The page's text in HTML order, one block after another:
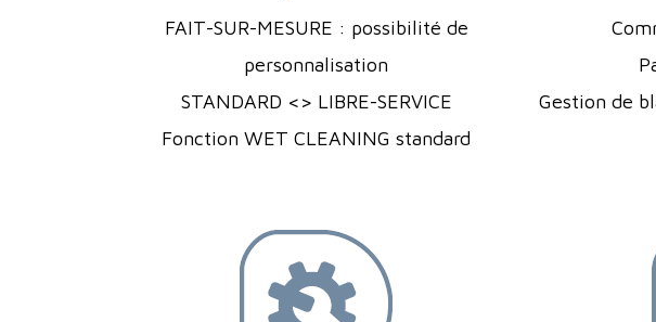
FAIT-SUR-MESURE : possibilité de
personnalisation
STANDARD <> LIBRE-SERVICE
Fonction WET CLEANING standard
Gestion de